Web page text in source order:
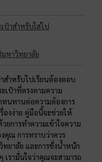
ป๋าสำหรับใส่ไป
หาวิทยาลัย
สำหรับไปเรียนต้องตอบ
เป๋าที่ตรงตามความ
นทานต่อความต้องการ
องง่าย คู่มือนี้จะช่วยให้
การทำความเข้าใจความ
คุณ การทราบว่าควร
ทยาลัย และการชั่งน้ำหนัก
เรามั่นใจว่าคุณจะสามารถ